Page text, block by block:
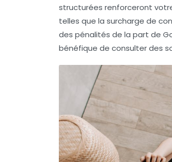
structurées renforceront
telles que la surcharge de
des pénalités de la part de
bénéfique de consulter des